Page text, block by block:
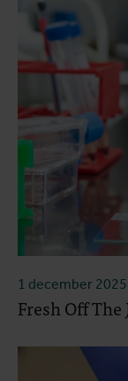
1 december 2025
Fresh Off